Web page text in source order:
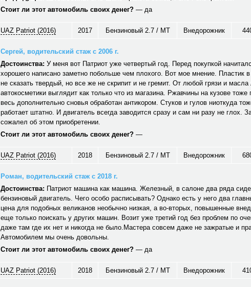
Стоит ли этот автомобиль своих денег? — да
UAZ Patriot (2016) 2017 Бензиновый 2.7 / MT Внедорожник
Сергей, водительский стаж с 2006 г.
Достоинства: У меня вот Патриот уже четвертый год. Перед покупкой
хорошего написано заметно побольше чем плохого. Вот мое мнение. Пластик
не сказать твердый, но все же не скрипит и не гремит. От любой грязи и
автокосметики выглядит как только что из магазина. Ржавчины на кузове
весь дополнительно сновья обработан антикором. Стуков и гулов ниоткуда
работает штатно. И двигатель всегда заводится сразу и сам ни разу не глох.
сожалел об этом приобретении.
Стоит ли этот автомобиль своих денег? —
UAZ Patriot (2016) 2018 Бензиновый 2.7 / MT Внедорожник
Роман, водительский стаж с 2018 г.
Достоинства: Патриот машина как машина. Железный, в салоне два ряда
бензиновый двигатель. Чего особо расписывать? Однако есть у него два
цена для подобных великанов необычно низкая, а во-вторых, повышенные
еще только поискать у других машин. Возит уже третий год без проблем по
даже там где их нет и никогда не было.Мастера совсем даже не зажратые и
Автомобилем мы очень довольны.
Стоит ли этот автомобиль своих денег? — да
UAZ Patriot (2016) 2018 Бензиновый 2.7 / MT Внедорожник